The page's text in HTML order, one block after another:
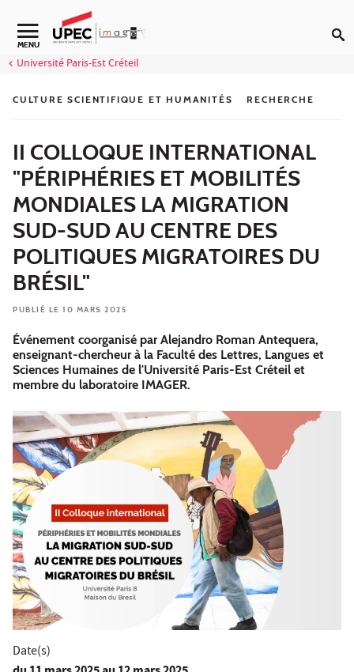
Aller au contenu
Navigation secondaire
MENU
Université Paris-Est Créteil
CULTURE SCIENTIFIQUE ET HUMANITÉS RECHERCHE
II COLLOQUE INTERNATIONAL
"PÉRIPHÉRIES ET MOBILITÉS
MONDIALES LA MIGRATION
SUD-SUD AU CENTRE DES
POLITIQUES MIGRATOIRES DU
BRÉSIL"
PUBLIÉ LE 10 MARS 2025
Événement coorganisé par Alejandro Roman Antequera,
enseignant-chercheur à la Faculté des Lettres, Langues et
Sciences Humaines de l'Université Paris-Est Créteil et
membre du laboratoire IMAGER.
Date(s)